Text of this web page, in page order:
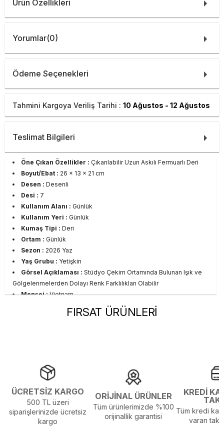
Ürün Özellikleri
Yorumlar(0)
Ödeme Seçenekleri
Tahmini Kargoya Veriliş Tarihi : 10 Ağustos - 12 Ağustos
Teslimat Bilgileri
Öne Çıkan Özellikler : Çıkarılabilir Uzun Askılı Fermuarlı Deri
Boyut/Ebat : 26 x 13 x 21 cm
Desen : Desenli
Desi : 7
Kullanım Alanı : Günlük
Kullanım Yeri : Günlük
Kumaş Tipi : Deri
Ortam : Günlük
Sezon : 2026 Yaz
Yaş Grubu : Yetişkin
Görsel Açıklaması : Stüdyo Çekim Ortamında Bulunan Işık ve
Gölgelenmelerden Dolayı Renk Farklılıkları Olabilir
Menşei :Vietnam
FIRSAT ÜRÜNLERİ
ÜCRETSİZ KARGO
500 TL üzeri
siparişlerinizde ücretsiz
kargo
ORİJİNAL ÜRÜNLER
Tüm ürünlerimizde %100
orijinallik garantisi
KREDİ
Tüm kredi
varan